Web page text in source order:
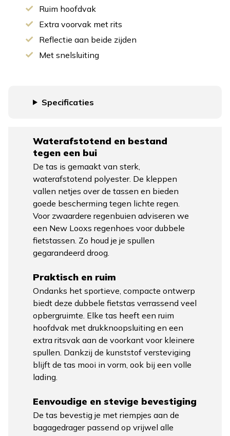
Ruim hoofdvak
Extra voorvak met rits
Reflectie aan beide zijden
Met snelsluiting
Specificaties
Waterafstotend en bestand
tegen een bui
De tas is gemaakt van sterk,
waterafstotend polyester. De kleppen
vallen netjes over de tassen en bieden
goede bescherming tegen lichte regen.
Voor zwaardere regenbuien adviseren we
een New Looxs regenhoes voor dubbele
fietstassen. Zo houd je je spullen
gegarandeerd droog.
Praktisch en ruim
Ondanks het sportieve, compacte ontwerp
biedt deze dubbele fietstas verrassend veel
opbergruimte. Elke tas heeft een ruim
hoofdvak met drukknoopsluiting en een
extra ritsvak aan de voorkant voor kleinere
spullen. Dankzij de kunststof versteviging
blijft de tas mooi in vorm, ook bij een volle
lading.
Eenvoudige en stevige bevestiging
De tas bevestig je met riempjes aan de
bagagedrager passend op vrijwel alle